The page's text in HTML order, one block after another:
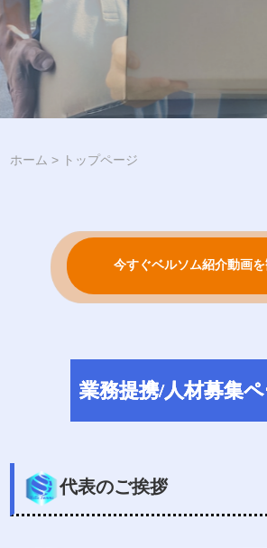
ホーム > トップページ
今すぐベルソム紹介動画
業務提携/人材募集ペ
代表のご挨拶